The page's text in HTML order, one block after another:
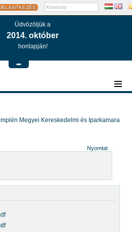
Üdvözöljük a
2014. október
honlapján!
-
Megyei Kereskedelmi és Iparkamara
Nyomtat